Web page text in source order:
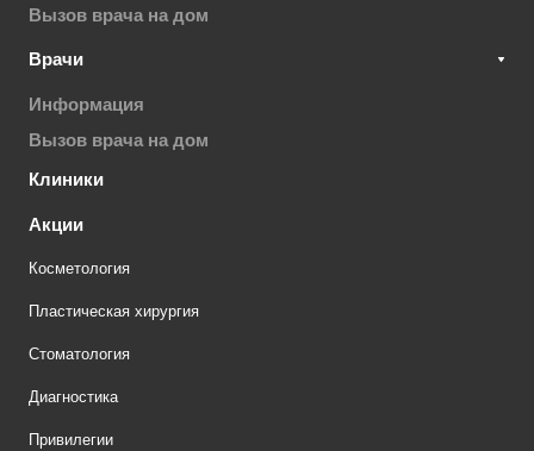
Вызов врача на дом
Врачи
Информация
Вызов врача на дом
Клиники
Акции
Косметология
Пластическая хирургия
Стоматология
Диагностика
Привилегии